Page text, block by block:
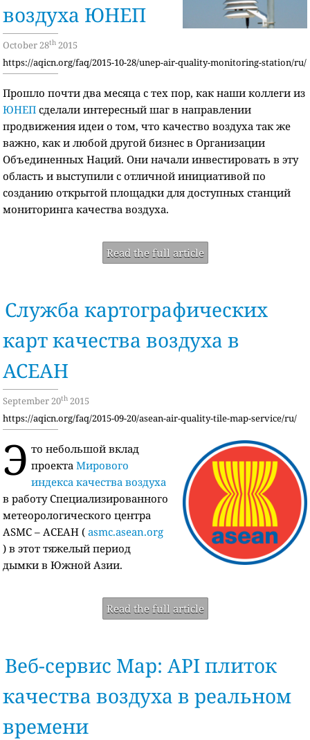
воздуха ЮНЕП
October 28th 2015
https://aqicn.org/faq/2015-10-28/unep-air-quality-monitoring-station/ru/
Прошло почти два месяца с тех пор, как наши коллеги из
ЮНЕП сделали интересный шаг в направлении
продвижения идеи о том, что качество воздуха так же
важно, как и любой другой бизнес в Организации
Объединенных Наций. Они начали инвестировать в эту
область и выступили с отличной инициативой по
созданию открытой площадки для доступных станций
мониторинга качества воздуха.
Read the full article
Служба картографических
карт качества воздуха в
АСЕАН
September 20th 2015
https://aqicn.org/faq/2015-09-20/asean-air-quality-tile-map-service/ru/
Э то небольшой вклад
проектаМирового
индекса качества воздуха
в работу Специализированного
метеорологического центра
ASMC – АСЕАН (asmc.asean.org
) в этот тяжелый период
дымки в Южной Азии.
Read the full article
Веб-сервис Map: API плиток
качества воздуха в реальном
времени